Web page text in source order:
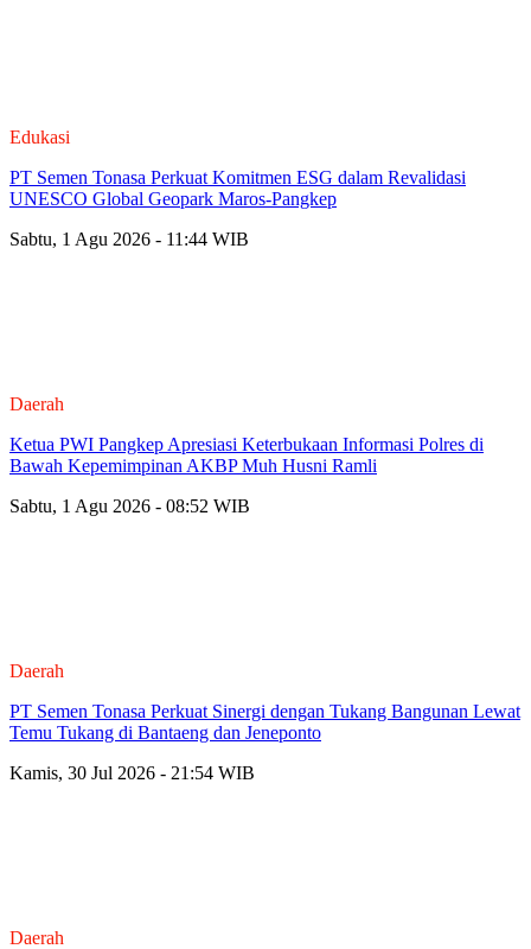
Edukasi
PT Semen Tonasa Perkuat Komitmen ESG dalam Revalidasi
UNESCO Global Geopark Maros-Pangkep
Sabtu, 1 Agu 2026 - 11:44 WIB
Daerah
Ketua PWI Pangkep Apresiasi Keterbukaan Informasi Polres di
Bawah Kepemimpinan AKBP Muh Husni Ramli
Sabtu, 1 Agu 2026 - 08:52 WIB
Daerah
PT Semen Tonasa Perkuat Sinergi dengan Tukang Bangunan Lewat
Temu Tukang di Bantaeng dan Jeneponto
Kamis, 30 Jul 2026 - 21:54 WIB
Daerah